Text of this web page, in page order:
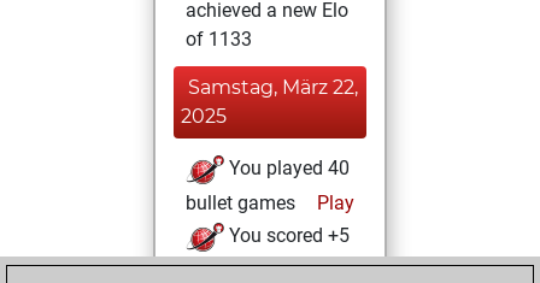
achieved a new Elo
of 1133
Samstag, März 22,
2025
You played 40
bullet games
Play
You scored +5
=1 -34 in bullet